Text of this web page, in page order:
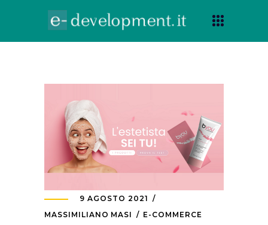
9 AGOSTO 2021
MASSIMILIANO MASI
E-COMMERCE